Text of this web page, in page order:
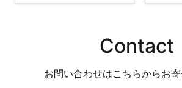
Contact
お問い合わせはこちらからお